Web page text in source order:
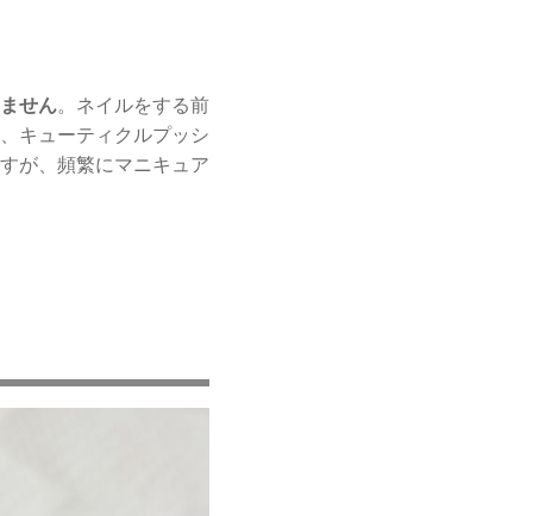
せん。ネイルをする前
キューティクルプッシ
が、頻繁にマニキュア